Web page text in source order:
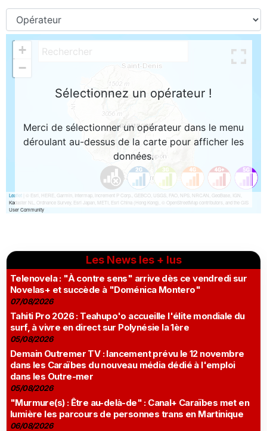
Les News les + lus
Telenovela : "À contre sens" arrive dès ce vendredi sur
Novelas+ et succède à "Doménica Montero"
07/08/2026
Tahiti Pro 2026 : Teahupo'o accueille l'élite mondiale du
surf, à vivre en direct sur Polynésie la 1ère
05/08/2026
Demain Outremer TV : lancement prévu le 12 novembre
dans les Caraïbes du nouveau média dédié à l'emploi
dans les Outre-mer
05/08/2026
"Murmure(s) : Être au-delà-de" : Canal+ Caraïbes met en
lumière les parcours de personnes trans en Martinique
06/08/2026